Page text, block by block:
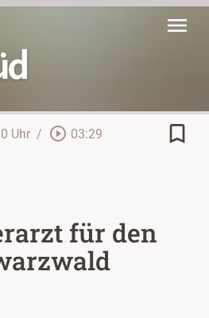
menu
Uhr / play_circle_outline 03:29
bookmark_border
für den